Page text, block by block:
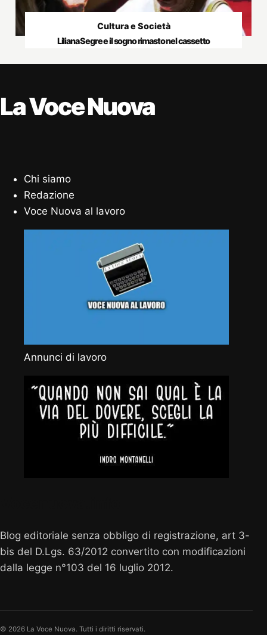
Cultura e Società
Liliana Segre e il sogno rimasto nel cassetto
La Voce Nuova
Chi siamo
Redazione
Voce Nuova al lavoro
Annunci di lavoro
Blog editoriale senza obbligo di registrazione, art 3-
bis del D.Lgs. 63/2012 convertito con modificazioni
dalla legge n°103 del 16 luglio 2012.
© 2026 La Voce Nuova. Tutti i diritti riservati.